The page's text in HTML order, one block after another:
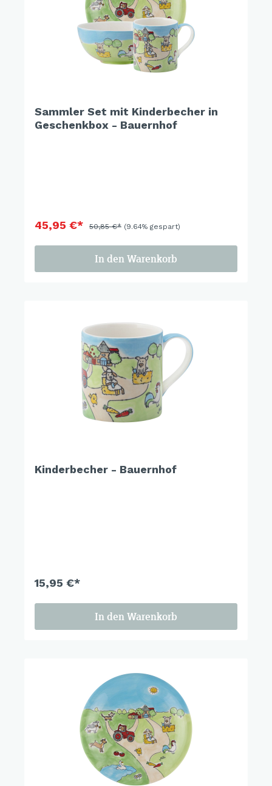
Sammler Set mit Kinderbecher in
Geschenkbox - Bauernhof
45,95 €* 50,85 €* (9.64% gespart)
In den Warenkorb
Kinderbecher - Bauernhof
15,95 €*
In den Warenkorb